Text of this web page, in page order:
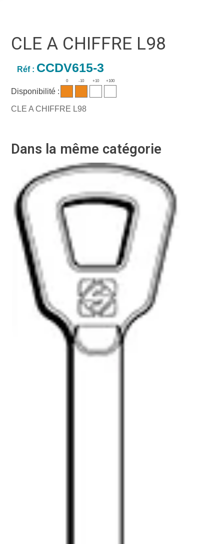
CLE A CHIFFRE L98
Réf : CCDV615-3
Disponibilité :
0 -10 +10 +100
CLE A CHIFFRE L98
Dans la même catégorie